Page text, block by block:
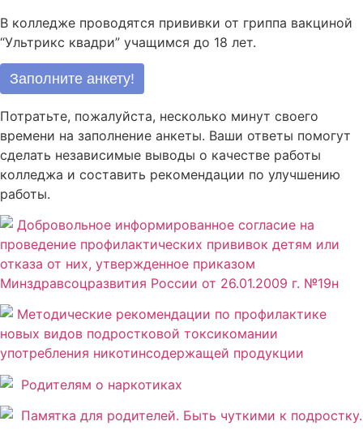
В колледже проводятся прививки от гриппа вакциной
“Ультрикс квадри” учащимся до 18 лет.
Заполните анкету!
Потратьте, пожалуйста, несколько минут своего
времени на заполнение анкеты. Ваши ответы помогут
сделать независимые выводы о качестве работы
колледжа и составить рекомендации по улучшению
работы.
Добровольное информированное согласие на
проведение профилактических прививок детям или
отказа от них, утвержденное приказом
Минздравсоцразвития России от 26.01.2009 г. №19н
Методические рекомендации по профилактике
новых видов подростковой токсикомании
употребления никотинсодержащей продукции
Родителям о наркотиках
Памятка для родителей. Быть чуткими к подростку.